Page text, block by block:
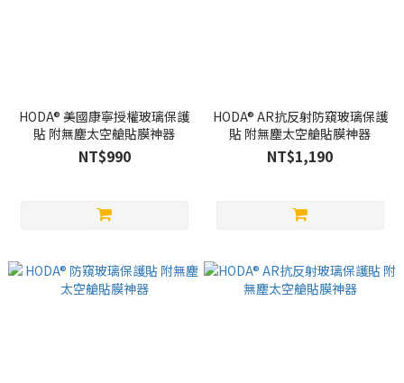
HODA® 美國康寧授權玻璃保護
貼 附無塵太空艙貼膜神器
NT$990
HODA® AR抗反射防窺玻璃保護
貼 附無塵太空艙貼膜神器
NT$1,190